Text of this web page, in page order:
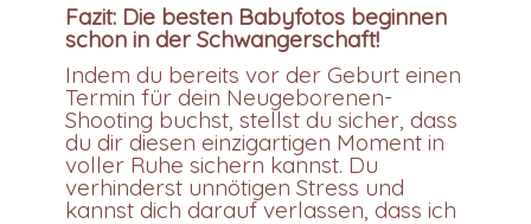
Fazit: Die besten Babyfotos beginnen
schon in der Schwangerschaft!
Indem du bereits vor der Geburt einen
Termin für dein Neugeborenen-
Shooting buchst, stellst du sicher, dass
du dir diesen einzigartigen Moment in
voller Ruhe sichern kannst. Du
verhinderst unnötigen Stress und
kannst dich darauf verlassen, dass ich